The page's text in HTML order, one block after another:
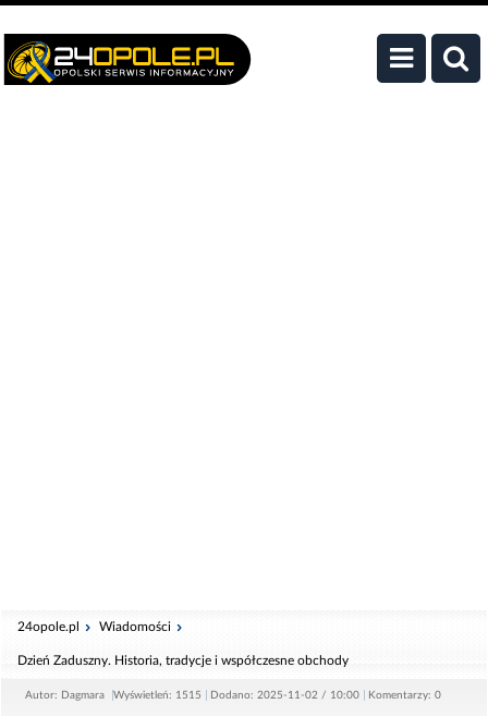
24opole.pl Wiadomości
Dzień Zaduszny. Historia, tradycje i współczesne obchody
Autor: Dagmara Wyświetleń: 1515 Dodano: 2025-11-02 / 10:00 Komentarzy: 0